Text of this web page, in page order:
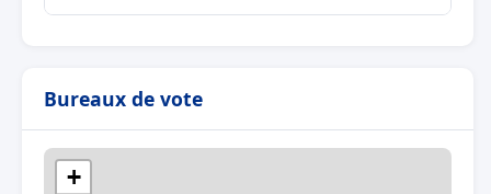
Bureaux de vote
+